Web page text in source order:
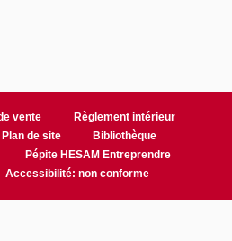
vente
Règlement intérieur
Plan de site
Bibliothèque
Pépite HESAM Entreprendre
Accessibilité: non conforme